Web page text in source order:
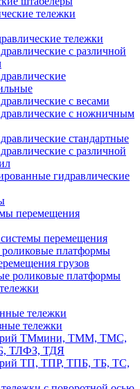
тележки
тележки
с различной
с весами
с ножничным
стандартные
с различной
гидравлические
перемещения
перемещения
платформы
грузов
роликовые платформы
тележки
тележки
ТМмини, ТММ, ТМС,
ТЛФЗ, ТДЯ
ТП, ТПР, ТПБ, ТБ, ТС,